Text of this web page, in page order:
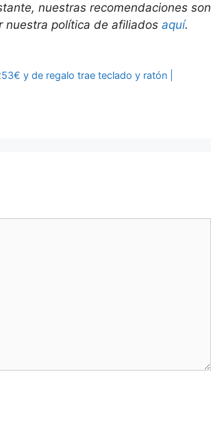
nuestras recomendaciones son
nuestra política de afiliados aquí.
y de regalo trae teclado y ratón |